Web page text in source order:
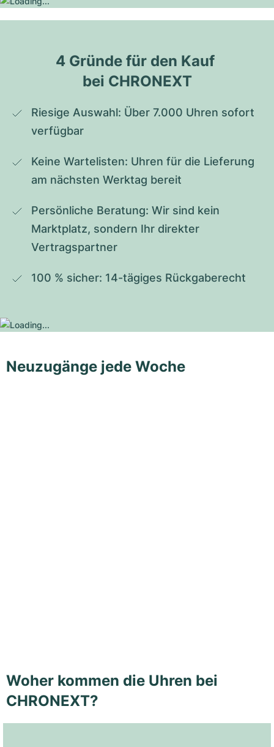
4 Gründe für den Kauf
bei CHRONEXT
Riesige Auswahl: Über 7.000 Uhren sofort
verfügbar
Keine Wartelisten: Uhren für die Lieferung
am nächsten Werktag bereit
Persönliche Beratung: Wir sind kein
Marktplatz, sondern Ihr direkter
Vertragspartner
100 % sicher: 14-tägiges Rückgaberecht
Neuzugänge jede Woche
Woher kommen die Uhren bei
CHRONEXT?